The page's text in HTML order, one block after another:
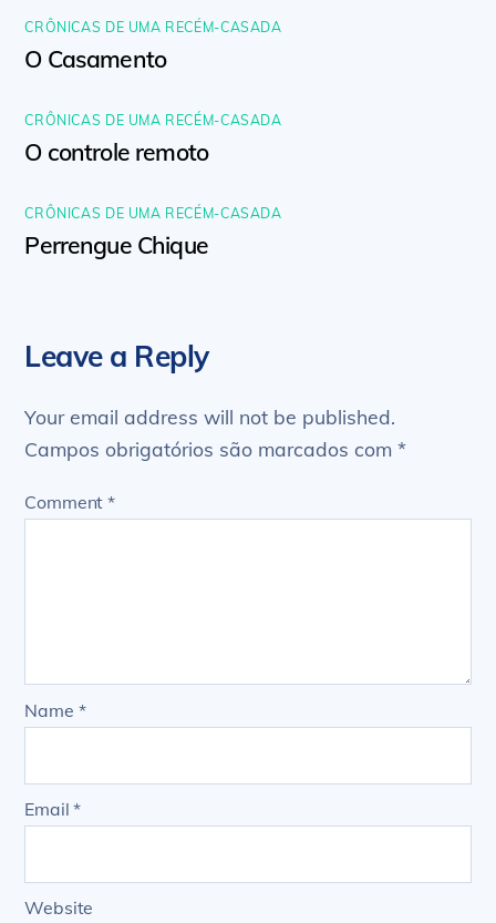
CRÔNICAS DE UMA RECÉM-CASADA
O Casamento
CRÔNICAS DE UMA RECÉM-CASADA
O controle remoto
CRÔNICAS DE UMA RECÉM-CASADA
Perrengue Chique
Leave a Reply
Your email address will not be published.
Campos obrigatórios são marcados com*
Comment*
Name *
Email*
Website